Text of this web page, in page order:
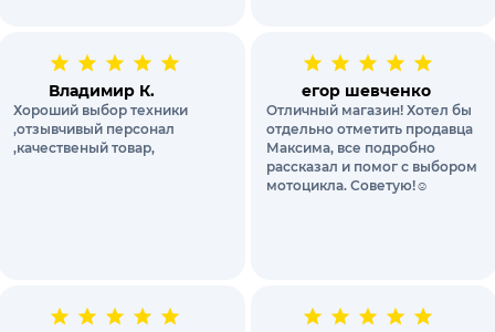
Владимир К.
Хороший выбор техники
,отзывчивый персонал
,качественый товар,
егор шевченко
Отличный магазин! Хотел бы
отдельно отметить продавца
Максима, все подробно
рассказал и помог с выбором
мотоцикла. Советую!☺️